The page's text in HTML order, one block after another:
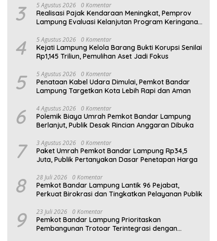
3 5 Agustus 2026 0 Komentar
Realisasi Pajak Kendaraan Meningkat, Pemprov
Lampung Evaluasi Kelanjutan Program Keringanan
4 5 Agustus 2026 0 Komentar
Kejati Lampung Kelola Barang Bukti Korupsi Senilai
Rp1,145 Triliun, Pemulihan Aset Jadi Fokus
5 5 Agustus 2026 0 Komentar
Penataan Kabel Udara Dimulai, Pemkot Bandar
Lampung Targetkan Kota Lebih Rapi dan Aman
6 4 Agustus 2026 0 Komentar
Polemik Biaya Umrah Pemkot Bandar Lampung
Berlanjut, Publik Desak Rincian Anggaran Dibuka
7 3 Agustus 2026 0 Komentar
Paket Umrah Pemkot Bandar Lampung Rp34,5
Juta, Publik Pertanyakan Dasar Penetapan Harga
8 28 Juli 2026 0 Komentar
Pemkot Bandar Lampung Lantik 96 Pejabat,
Perkuat Birokrasi dan Tingkatkan Pelayanan Publik
9 23 Juli 2026 0 Komentar
Pemkot Bandar Lampung Prioritaskan
Pembangunan Trotoar Terintegrasi dengan